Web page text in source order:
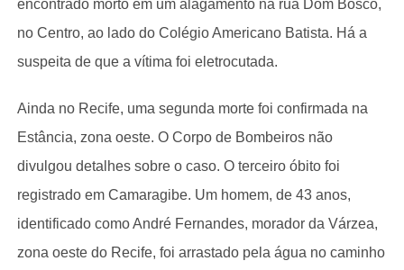
encontrado morto em um alagamento na rua Dom Bosco,
no Centro, ao lado do Colégio Americano Batista. Há a
suspeita de que a vítima foi eletrocutada.
Ainda no Recife, uma segunda morte foi confirmada na
Estância, zona oeste. O Corpo de Bombeiros não
divulgou detalhes sobre o caso. O terceiro óbito foi
registrado em Camaragibe. Um homem, de 43 anos,
identificado como André Fernandes, morador da Várzea,
zona oeste do Recife, foi arrastado pela água no caminho